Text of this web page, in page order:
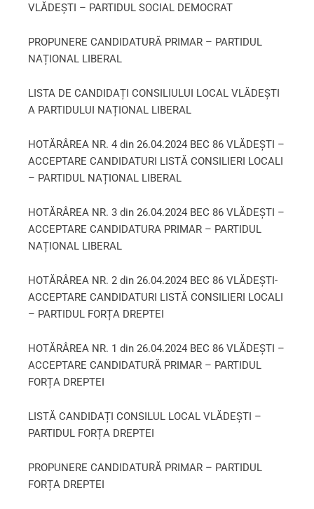
VLĂDEȘTI – PARTIDUL SOCIAL DEMOCRAT
PROPUNERE CANDIDATURĂ PRIMAR – PARTIDUL
NAȚIONAL LIBERAL
LISTA DE CANDIDAȚI CONSILIULUI LOCAL VLĂDEȘTI
A PARTIDULUI NAȚIONAL LIBERAL
HOTĂRÂREA NR. 4 din 26.04.2024 BEC 86 VLĂDEȘTI –
ACCEPTARE CANDIDATURI LISTĂ CONSILIERI LOCALI
– PARTIDUL NAȚIONAL LIBERAL
HOTĂRÂREA NR. 3 din 26.04.2024 BEC 86 VLĂDEȘTI –
ACCEPTARE CANDIDATURA PRIMAR – PARTIDUL
NAȚIONAL LIBERAL
HOTĂRÂREA NR. 2 din 26.04.2024 BEC 86 VLĂDEȘTI-
ACCEPTARE CANDIDATURI LISTĂ CONSILIERI LOCALI
– PARTIDUL FORȚA DREPTEI
HOTĂRÂREA NR. 1 din 26.04.2024 BEC 86 VLĂDEȘTI –
ACCEPTARE CANDIDATURĂ PRIMAR – PARTIDUL
FORȚA DREPTEI
LISTĂ CANDIDAȚI CONSILUL LOCAL VLĂDEȘTI –
PARTIDUL FORȚA DREPTEI
PROPUNERE CANDIDATURĂ PRIMAR – PARTIDUL
FORȚA DREPTEI